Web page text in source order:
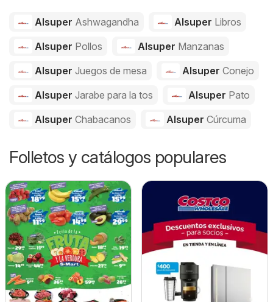
Alsuper Ashwagandha Alsuper Libros
Alsuper Pollos Alsuper Manzanas
Alsuper Juegos de mesa Alsuper Conejo
Alsuper Jarabe para la tos Alsuper Pato
Alsuper Chabacanos Alsuper Cúrcuma
Folletos y catálogos populares